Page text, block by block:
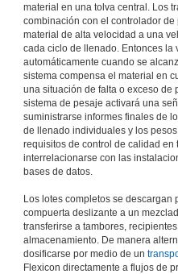
material en una tolva central. Los
combinación con el controlador
material de alta velocidad a una
cada ciclo de llenado. Entonces la
automáticamente cuando se
sistema compensa el material en
una situación de falta o exceso de
sistema de pesaje activará una
suministrarse informes finales de
de llenado individuales y los
requisitos de control de calidad en
interrelacionarse con las
bases de datos.
Los lotes completos se descargan
compuerta deslizante a un
transferirse a tambores,
almacenamiento. De manera
dosificarse por medio de un
Flexicon directamente a flujos de